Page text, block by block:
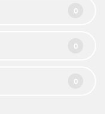
0
0
0